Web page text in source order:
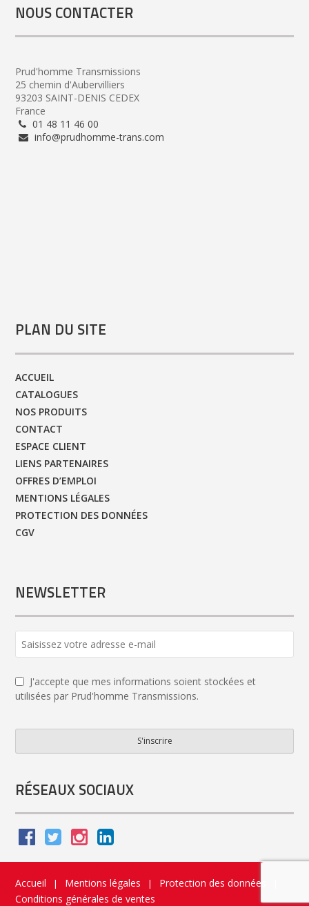
NOUS CONTACTER
Prud'homme Transmissions
25 chemin d'Aubervilliers
93203 SAINT-DENIS CEDEX
France
01 48 11 46 00
info@prudhomme-trans.com
PLAN DU SITE
ACCUEIL
CATALOGUES
NOS PRODUITS
CONTACT
ESPACE CLIENT
LIENS PARTENAIRES
OFFRES D’EMPLOI
MENTIONS LÉGALES
PROTECTION DES DONNÉES
CGV
NEWSLETTER
J'accepte que mes informations soient stockées et
utilisées par Prud'homme Transmissions.
S'inscrire
URL *
RÉSEAUX SOCIAUX
Accueil | Mentions légales | Protection des données
Conditions générales de ventes